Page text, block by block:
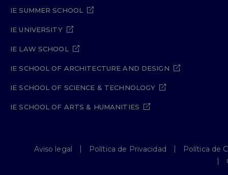
IE SUMMER SCHOOL
IE UNIVERSITY
IE LAW SCHOOL
IE SCHOOL OF ARCHITECTURE AND DESIGN
IE SCHOOL OF SCIENCE & TECHNOLOGY
IE SCHOOL OF ARTS & HUMANITIES
Aviso legal Política de Privacidad
Política de